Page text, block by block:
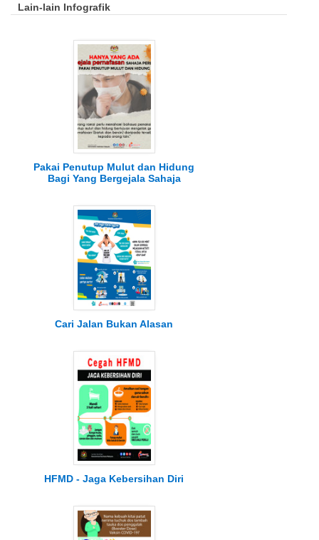
Lain-lain Infografik
Pakai Penutup Mulut dan Hidung
Bagi Yang Bergejala Sahaja
Cari Jalan Bukan Alasan
HFMD - Jaga Kebersihan Diri